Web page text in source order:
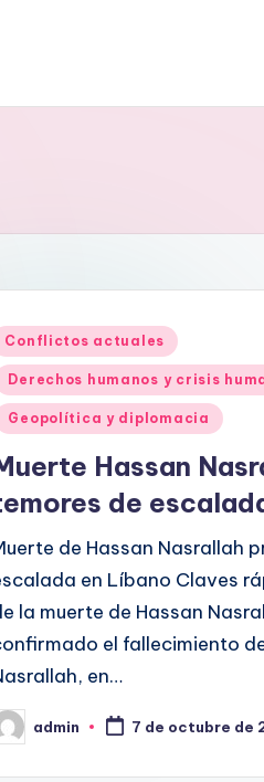
Conflictos actuales
Derechos humanos y crisis
Geopolítica y diplomacia
Hassan
de
de Hassan Nasrallah
en Líbano Claves
la muerte de Hassan
el fallecimiento
en…
admin 7 de octubre de